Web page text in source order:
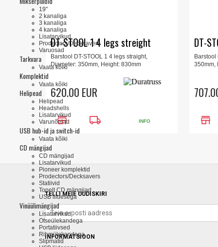
19"
2 kanaliga
3 kanaliga
4 kanaliga
Lisatarvikud
Prodectors/Decksavers
Varuosad
Tarkvara
Vaata kõiki
Komplektid
Vaata kõiki
Helipead
Helipead
Headshells
Lisatarvikud
Varunõelad
USB hub-id ja switch-id
Vaata kõiki
CD mängijad
CD mängijad
Lisatarvikud
Pioneer komplektid
Prodectors/Decksavers
Statiivid
Topelt CD mängijad
USB liidesega
Vinüülimängijad
Lisatarvikud
Otseülekandega
Portatiivsed
Rihmülekandega
Slipmatid
DT-STOOL 1 4 legs streight
Barstool DT-STOOL 1 4 legs straight,
Diameter: 350mm, Height: 830mm
620.00 EUR
store local_shipping INFO
DT-
Barstool
350mm,
store
TELLI MEIE UUDISKIRI
INFORMATSIOON